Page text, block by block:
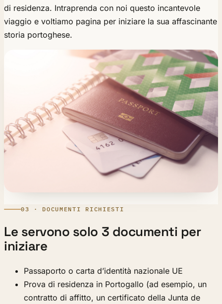
di residenza. Intraprenda con noi questo incantevole
viaggio e voltiamo pagina per iniziare la sua affascinante
storia portoghese.
03 · DOCUMENTI RICHIESTI
Le servono solo 3 documenti per
iniziare
Passaporto o carta d’identità nazionale UE
Prova di residenza in Portogallo (ad esempio, un
contratto di affitto, un certificato della Junta de